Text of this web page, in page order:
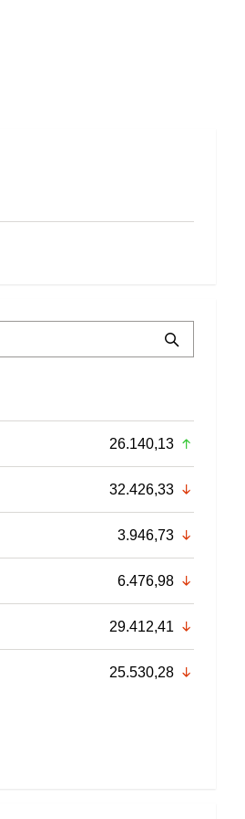
26.140,13
32.426,33
3.946,73
6.476,98
29.412,41
25.530,28